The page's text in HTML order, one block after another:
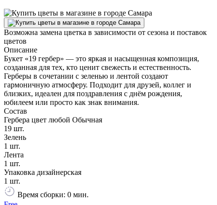
Возможна замена цветка в зависимости от сезона и поставок
цветов
Описание
Букет «19 гербер» — это яркая и насыщенная композиция,
созданная для тех, кто ценит свежесть и естественность.
Герберы в сочетании с зеленью и лентой создают
гармоничную атмосферу. Подходит для друзей, коллег и
близких, идеален для поздравления с днём рождения,
юбилеем или просто как знак внимания.
Состав
Гербера цвет любой Обычная
19 шт.
Зелень
1 шт.
Лента
1 шт.
Упаковка дизайнерская
1 шт.
Время сборки: 0 мин.